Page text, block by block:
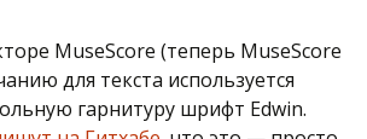
MuseScore (теперь MuseScore
для текста используется
гарнитуру шрифт Edwin.